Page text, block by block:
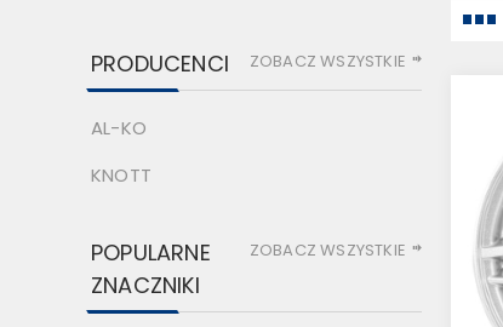
PRODUCENCI
AL-KO
KNOTT
ZOBACZ WSZYSTKIE
POPULARNE
ZNACZNIKI
ZOBACZ WSZYSTKIE